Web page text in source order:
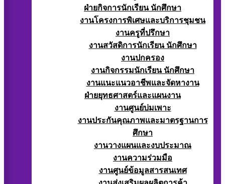
ฝ่ายกิจการนักเรียน นักศึกษา
งานโครงการพิเศษและบริการชุมชน
งานครูที่ปรึกษา
งานสวัสดิการนักเรียน นักศึกษา
งานปกครอง
งานกิจกรรมนักเรียน นักศึกษา
งานแนะแนวอาชีพและจัดหางาน
ฝ่ายยุทธศาสตร์และแผนงาน
งานศูนย์บ่มเพาะ
งานประกันคุณภาพและมาตรฐานการ
ศึกษา
งานวางแผนและงบประมาณ
งานความร่วมมือ
งานศูนย์ข้อมูลสารสนเทศ